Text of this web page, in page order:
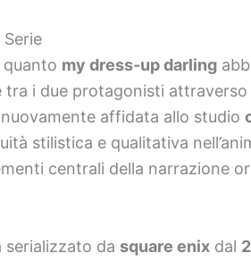
my dress-up darling
i due protagonisti
affidata allo studio
stilistica e qualitativa
centrali della narrazione
serializzato da square enix dal